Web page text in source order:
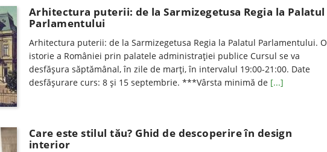
Arhitectura puterii: de la Sarmizegetusa Regia la Palatul
Parlamentului
Arhitectura puterii: de la Sarmizegetusa Regia la Palatul Parlamentului. O
istorie a României prin palatele administrației publice Cursul se va
desfăşura săptămânal, în zile de marţi, în intervalul 19:00-21:00. Date
desfăşurare curs: 8 și 15 septembrie. ***Vârsta minimă de [...]
Care este stilul tău? Ghid de descoperire în design
interior